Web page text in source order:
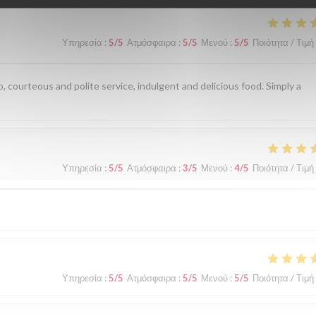
Υπηρεσία : 5/5 Ατμόσφαιρα : 5/5 Μενού : 5/5 Ποιότητα / Τιμή
and polite service, indulgent and delicious food. Simply a
Υπηρεσία : 5/5 Ατμόσφαιρα :3/5 Μενού : 4/5 Ποιότητα / Τιμή
Υπηρεσία : 5/5 Ατμόσφαιρα : 5/5 Μενού : 5/5 Ποιότητα / Τιμή